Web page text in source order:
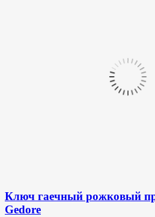
Ключ гаечный рожковый
Gedore